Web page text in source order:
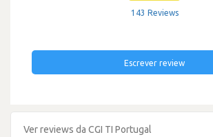
143 Reviews
Escrever review
Ver reviews da CGI TI Portugal